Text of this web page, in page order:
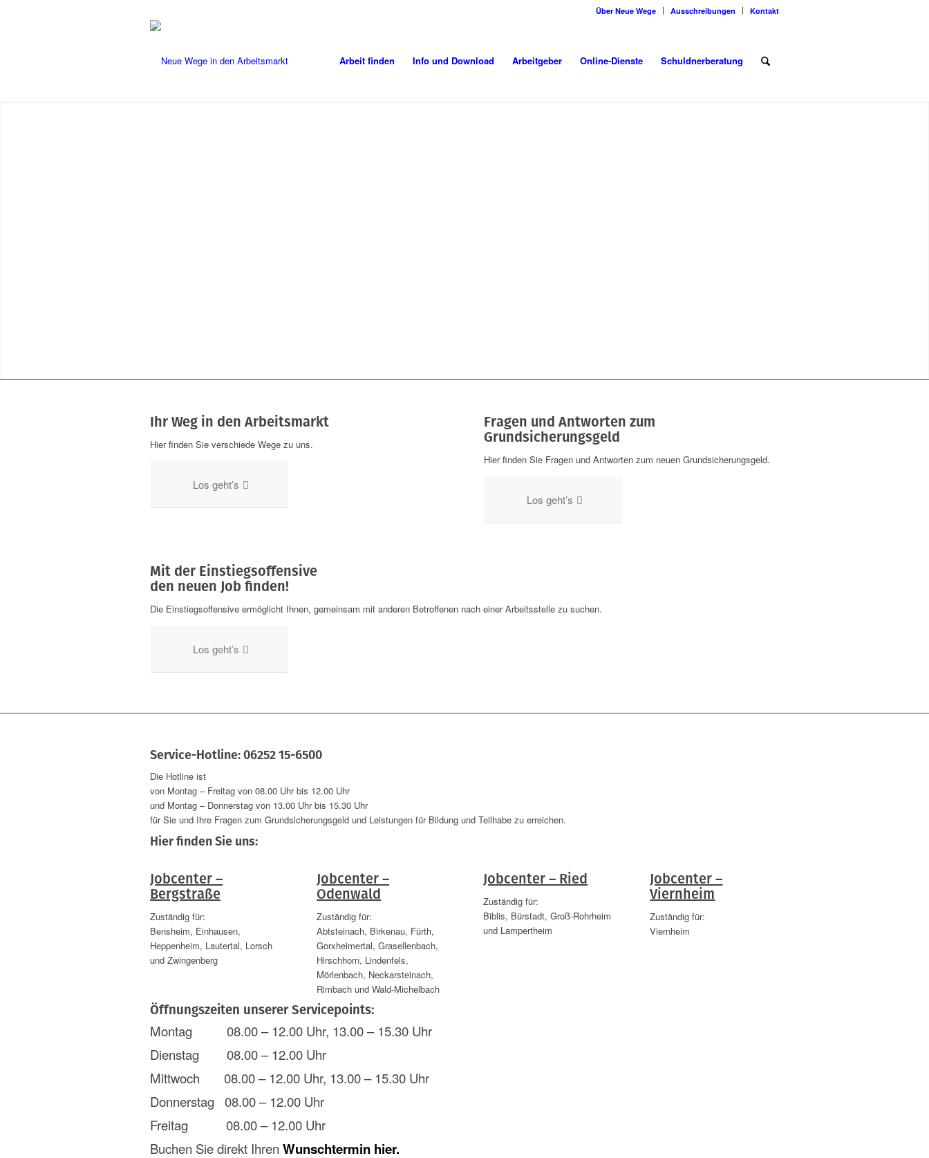
Über Neue Wege Ausschreibungen Kontakt
Arbeit finden Info und Download Arbeitgeber Online-Dienste Schuldnerberatung
Ihr Weg in den Arbeitsmarkt
Hier finden Sie verschiede Wege zu uns.
Los geht’s
Fragen und Antworten zum
Grundsicherungsgeld
Hier finden Sie Fragen und Antworten zum neuen Grundsicherungsgeld.
Los geht’s
Mit der Einstiegsoffensive
den neuen Job finden!
Die Einstiegsoffensive ermöglicht Ihnen, gemeinsam mit anderen Betroffenen nach einer Arbeitsstelle zu suchen.
Los geht’s
Service-Hotline: 06252 15-6500
Die Hotline ist
von Montag – Freitag von 08.00 Uhr bis 12.00 Uhr
und Montag – Donnerstag von 13.00 Uhr bis 15.30 Uhr
für Sie und Ihre Fragen zum Grundsicherungsgeld und Leistungen für Bildung und Teilhabe zu erreichen.
Hier finden Sie uns:
Jobcenter –
Bergstraße
Zuständig für:
Bensheim, Einhausen,
Heppenheim, Lautertal, Lorsch
und Zwingenberg
Jobcenter –
Odenwald
Zuständig für:
Abtsteinach, Birkenau, Fürth,
Gorxheimertal, Grasellenbach,
Hirschhorn, Lindenfels,
Mörlenbach, Neckarsteinach,
Rimbach und Wald-Michelbach
Jobcenter – Ried
Zuständig für:
Biblis, Bürstadt, Groß-Rohrheim
und Lampertheim
Jobcenter –
Viernheim
Zuständig für:
Viernheim
Öffnungszeiten unserer Servicepoints:
Montag 08.00 – 12.00 Uhr, 13.00 – 15.30 Uhr
Dienstag 08.00 – 12.00 Uhr
Mittwoch 08.00 – 12.00 Uhr, 13.00 – 15.30 Uhr
Donnerstag 08.00 – 12.00 Uhr
Freitag 08.00 – 12.00 Uhr
Buchen Sie direkt Ihren Wunschtermin hier.